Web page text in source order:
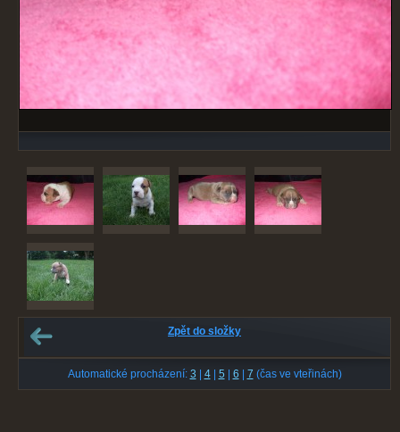
Zpět do složky
Automatické procházení: 3 4| 5 6 7 (čas ve vteřinách)